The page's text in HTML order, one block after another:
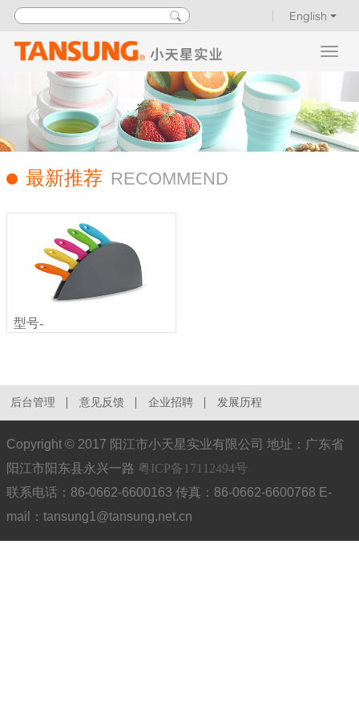
English
最新推荐 RECOMMEND
型号-
后台管理 意见反馈 企业招聘 发展历程
Copyright © 2017 阳江市小天星实业有限公司 地址：广东省
阳江市阳东县永兴一路 粤ICP备17112494号
联系电话：86-0662-6600163 传真：86-0662-6600768 E-
mail：tansung1@tansung.net.cn